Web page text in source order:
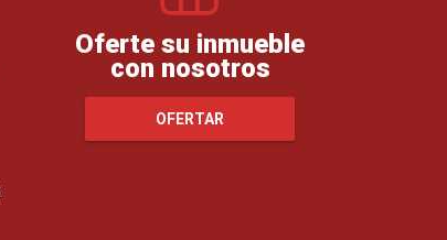
Oferte su inmueble
con nosotros
OFERTAR